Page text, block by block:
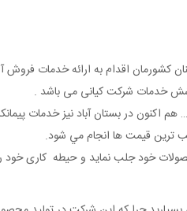
کشورمان اقدام به ارائه خدمات فروش
خدمات شرکت کیانی می باشد .
اکنون در بستان آباد نیز خدمات
ترين قيمت ها انجام مي شود.
خود جلب نمايد و حيطه کاری